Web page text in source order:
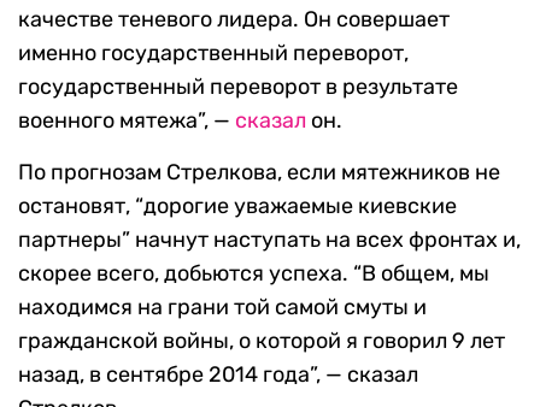
качестве теневого лидера. Он совершает
именно государственный переворот,
государственный переворот в результате
военного мятежа”, — сказал он.
По прогнозам Стрелкова, если мятежников не
остановят, “дорогие уважаемые киевские
партнеры” начнут наступать на всех фронтах и,
скорее всего, добьются успеха. “В общем, мы
находимся на грани той самой смуты и
гражданской войны, о которой я говорил 9 лет
назад, в сентябре 2014 года”, — сказал